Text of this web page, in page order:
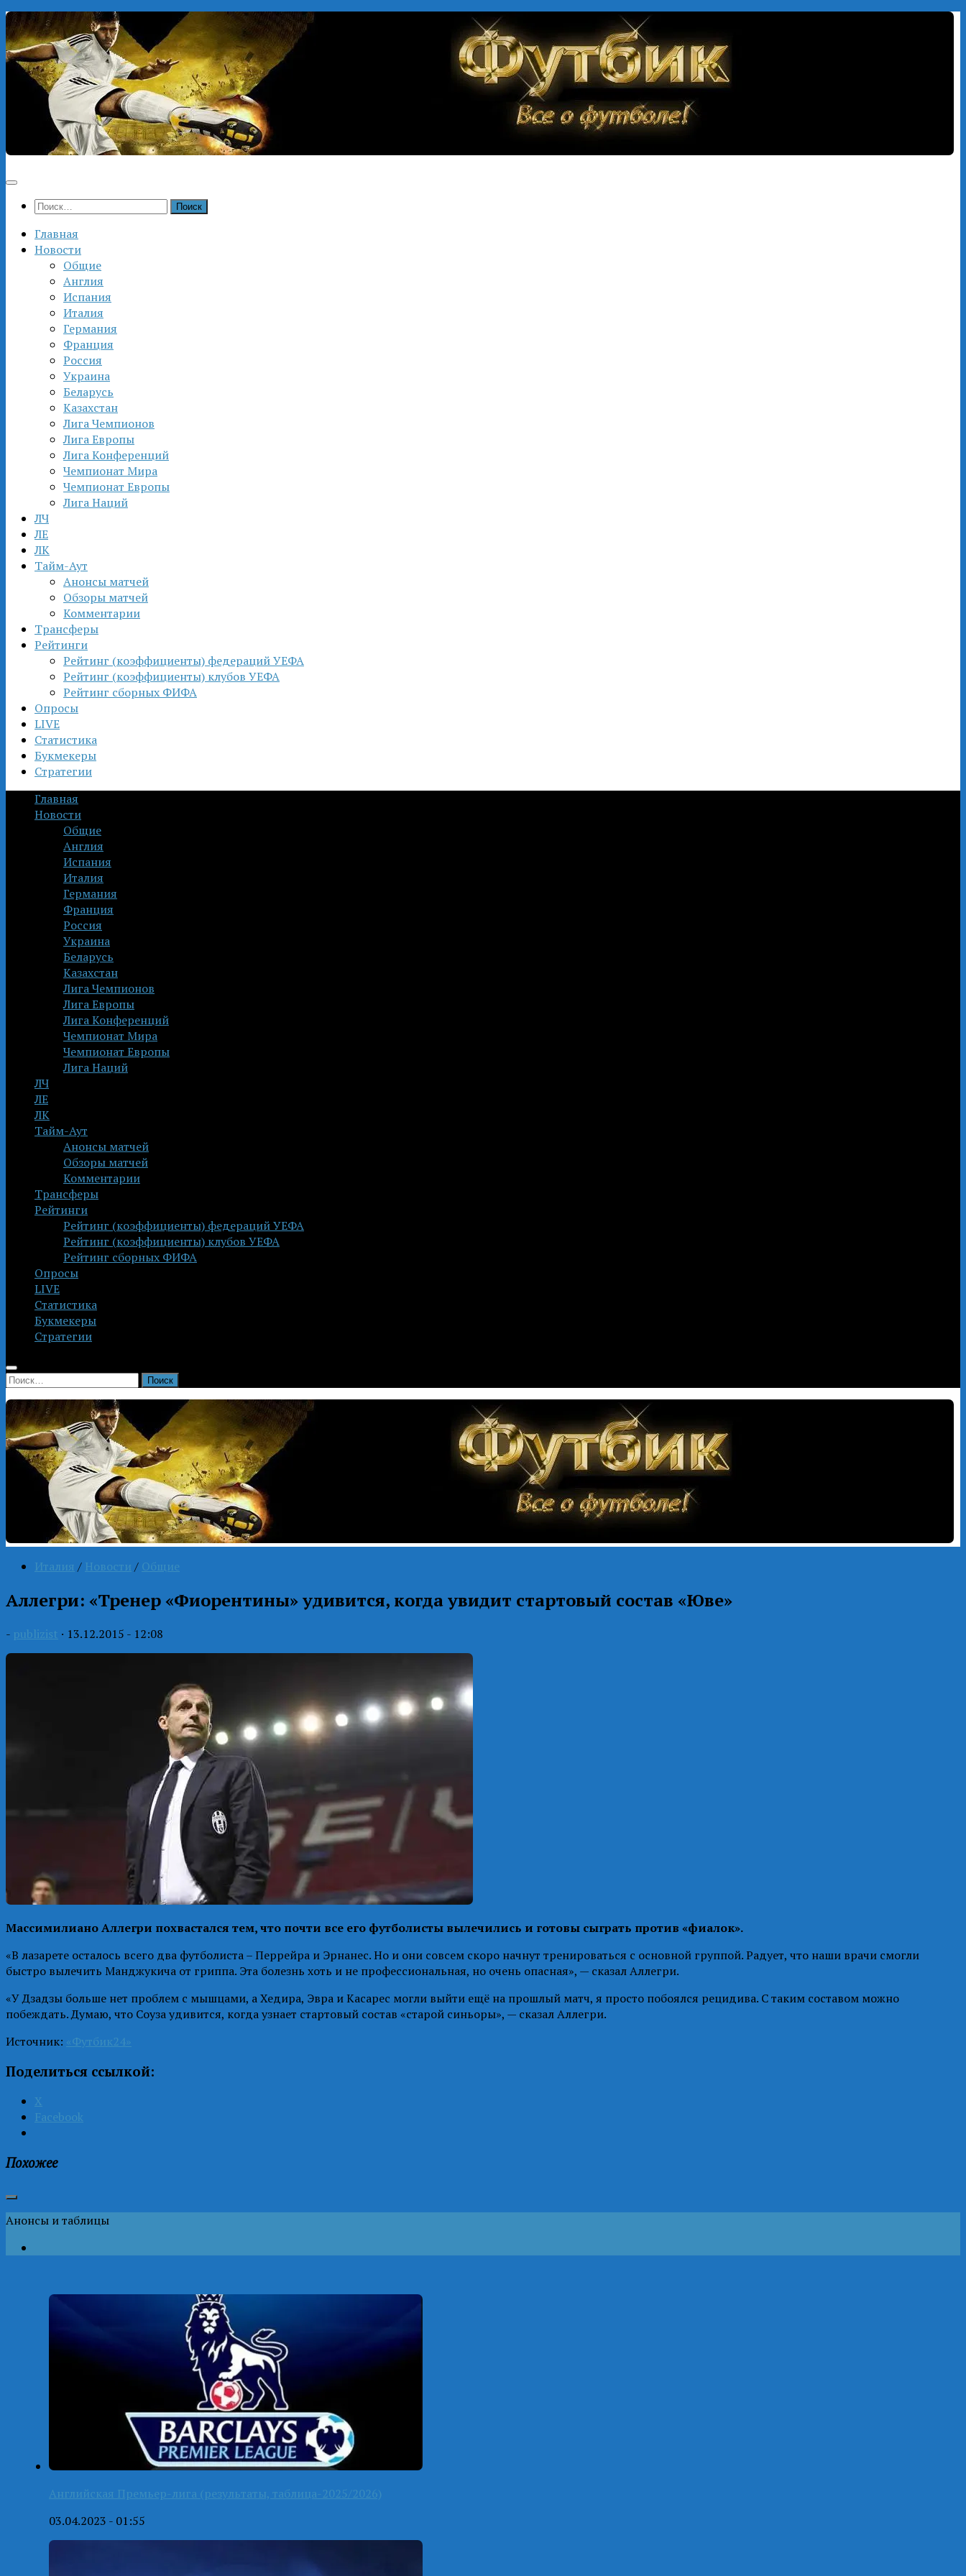
Перейти
к
содержимому
Найти:
Главная
Новости
Общие
Англия
Испания
Италия
Германия
Франция
Россия
Украина
Беларусь
Казахстан
Лига Чемпионов
Лига Европы
Лига Конференций
Чемпионат Мира
Чемпионат Европы
Лига Наций
ЛЧ
ЛЕ
ЛК
Тайм-Аут
Анонсы матчей
Обзоры матчей
Комментарии
Трансферы
Рейтинги
Рейтинг (коэффициенты) федераций УЕФА
Рейтинг (коэффициенты) клубов УЕФА
Рейтинг сборных ФИФА
Опросы
LIVE
Статистика
Букмекеры
Стратегии
Главная
Новости
Общие
Англия
Испания
Италия
Германия
Франция
Россия
Украина
Беларусь
Казахстан
Лига Чемпионов
Лига Европы
Лига Конференций
Чемпионат Мира
Чемпионат Европы
Лига Наций
ЛЧ
ЛЕ
ЛК
Тайм-Аут
Анонсы матчей
Обзоры матчей
Комментарии
Трансферы
Рейтинги
Рейтинг (коэффициенты) федераций УЕФА
Рейтинг (коэффициенты) клубов УЕФА
Рейтинг сборных ФИФА
Опросы
LIVE
Статистика
Букмекеры
Стратегии
Найти:
Италия / Новости / Общие
Аллегри: «Тренер «Фиорентины» удивится, когда увидит стартовый состав «Юве»
- publizist · 13.12.2015 - 12:08
Массимилиано Аллегри похвастался тем, что почти все его футболисты вылечились и готовы сыграть против «фиалок».
«В лазарете осталось всего два футболиста – Перрейра и Эрнанес. Но и они совсем скоро начнут тренироваться с основной группой. Радует, что наши врачи смогли
быстро вылечить Манджукича от гриппа. Эта болезнь хоть и не профессиональная, но очень опасная», — сказал Аллегри.
«У Дзадзы больше нет проблем с мышцами, а Хедира, Эвра и Касарес могли выйти ещё на прошлый матч, я просто побоялся рецидива. С таким составом можно
побеждать. Думаю, что Соуза удивится, когда узнает стартовый состав «старой синьоры», — сказал Аллегри.
Источник: «Футбик24»
Поделиться ссылкой:
X
Facebook
Похожее
Анонсы и таблицы
Английская Премьер-лига (результаты, таблица-2025/2026)
03.04.2023 - 01:55